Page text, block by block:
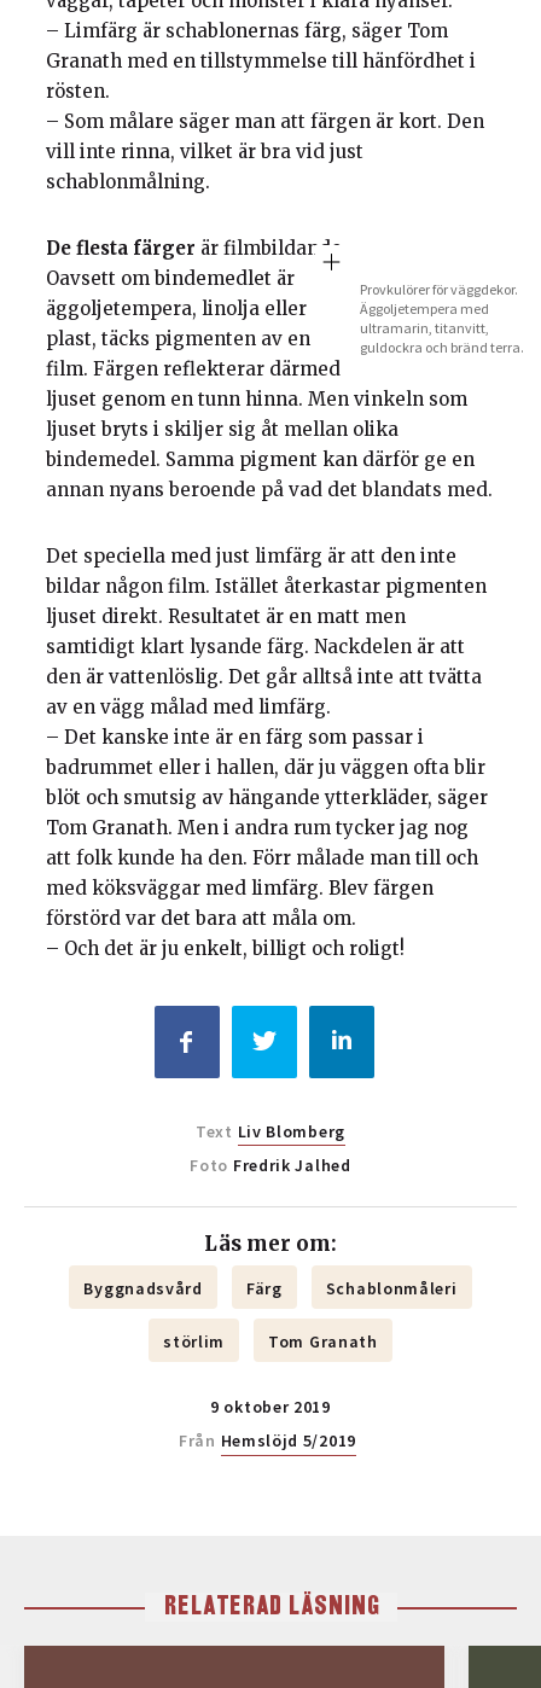
– Limfärg är schablonernas färg, säger Tom
Granath med en tillstymmelse till hänfördhet i
rösten.
– Som målare säger man att färgen är kort. Den
vill inte rinna, vilket är bra vid just
schablonmålning.
Provkulörer för väggdekor.
Äggoljetempera med
ultramarin, titanvitt,
guldockra och bränd terra.
De flesta färger är filmbildande.
Oavsett om bindemedlet är
äggoljetempera, linolja eller
plast, täcks pigmenten av en
film. Färgen reflekterar därmed
ljuset genom en tunn hinna. Men vinkeln som
ljuset bryts i skiljer sig åt mellan olika
bindemedel. Samma pigment kan därför ge en
annan nyans beroende på vad det blandats med.
Det speciella med just limfärg är att den inte
bildar någon film. Istället återkastar pigmenten
ljuset direkt. Resultatet är en matt men
samtidigt klart lysande färg. Nackdelen är att
den är vattenlöslig. Det går alltså inte att tvätta
av en vägg målad med limfärg.
– Det kanske inte är en färg som passar i
badrummet eller i hallen, där ju väggen ofta blir
blöt och smutsig av hängande ytterkläder, säger
Tom Granath. Men i andra rum tycker jag nog
att folk kunde ha den. Förr målade man till och
med köksväggar med limfärg. Blev färgen
förstörd var det bara att måla om.
– Och det är ju enkelt, billigt och roligt!
Text Liv Blomberg
Foto Fredrik Jalhed
Läs mer om:
Byggnadsvård Färg Schablonmåleri
störlim Tom Granath
9 oktober 2019
Från Hemslöjd 5/2019
RELATERAD LÄSNING